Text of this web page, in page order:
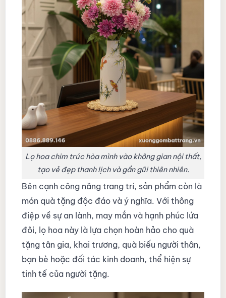
Lọ hoa chim trúc hòa mình vào không gian nội thất,
tạo vẻ đẹp thanh lịch và gần gũi thiên nhiên.
Bên cạnh công năng trang trí, sản phẩm còn là
món quà tặng độc đáo và ý nghĩa. Với thông
điệp về sự an lành, may mắn và hạnh phúc lứa
đôi, lọ hoa này là lựa chọn hoàn hảo cho quà
tặng tân gia, khai trương, quà biếu người thân,
bạn bè hoặc đối tác kinh doanh, thể hiện sự
tinh tế của người tặng.